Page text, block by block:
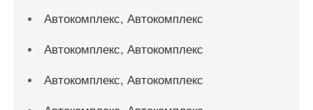
Автокомплекс, Автокомплекс
Автокомплекс, Автокомплекс
Автокомплекс, Автокомплекс